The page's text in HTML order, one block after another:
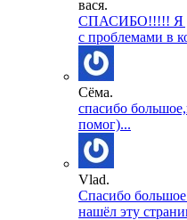
вася.
СПАСИБО!!!!! Я
с проблемами в
Сёма.
спасибо
помог)...
Vlad.
Спасибо
нашёл эту